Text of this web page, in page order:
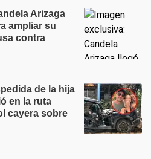
Arizaga
ampliar su
contra
de la hija
en la ruta
cayera sobre